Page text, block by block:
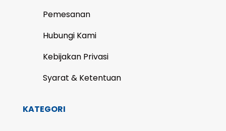
Pemesanan
Hubungi Kami
Kebijakan Privasi
Syarat & Ketentuan
KATEGORI